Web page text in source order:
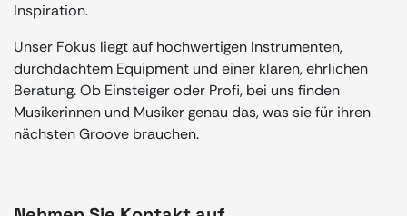
Inspiration.
Unser Fokus liegt auf hochwertigen Instrumenten,
durchdachtem Equipment und einer klaren, ehrlichen
Beratung. Ob Einsteiger oder Profi, bei uns finden
Musikerinnen und Musiker genau das, was sie für ihren
nächsten Groove brauchen.